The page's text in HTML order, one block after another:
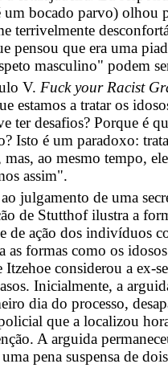
um bocado parvo) olhou
terrivelmente
pensou que era uma
masculino" podem
V. Fuck your Racist
estamos a tratar os
ter desafios? Porque é
Isto é um paradoxo:
mas, ao mesmo tempo,
assim".
julgamento de uma
de Stutthof ilustra a
de ação dos indivíduos
as formas como os
considerou a ex-
Inicialmente, a
dia do processo,
que a localizou
A arguida
pena suspensa de